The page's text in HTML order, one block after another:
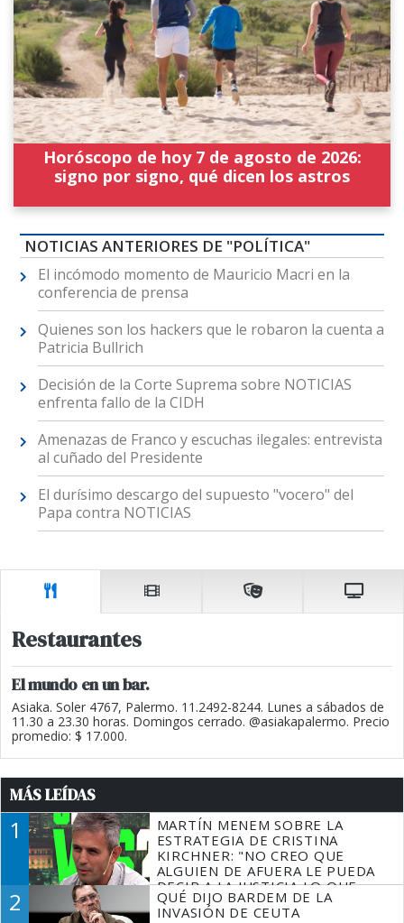
Horóscopo de hoy 7 de agosto de 2026:
signo por signo, qué dicen los astros
NOTICIAS ANTERIORES DE "POLÍTICA"
El incómodo momento de Mauricio Macri en la
conferencia de prensa
Quienes son los hackers que le robaron la cuenta a
Patricia Bullrich
Decisión de la Corte Suprema sobre NOTICIAS
enfrenta fallo de la CIDH
Amenazas de Franco y escuchas ilegales: entrevista
al cuñado del Presidente
El durísimo descargo del supuesto "vocero" del
Papa contra NOTICIAS
Restaurantes
El mundo en un bar.
Asiaka. Soler 4767, Palermo. 11.2492-8244. Lunes a sábados de
11.30 a 23.30 horas. Domingos cerrado. @asiakapalermo. Precio
promedio: $ 17.000.
MÁS LEÍDAS
1
MARTÍN MENEM SOBRE LA
ESTRATEGIA DE CRISTINA
KIRCHNER: "NO CREO QUE
ALGUIEN DE AFUERA LE PUEDA
DECIR A LA JUSTICIA LO QUE
TIENE QUE HACER"
2
QUÉ DIJO BARDEM DE LA
INVASIÓN DE CEUTA